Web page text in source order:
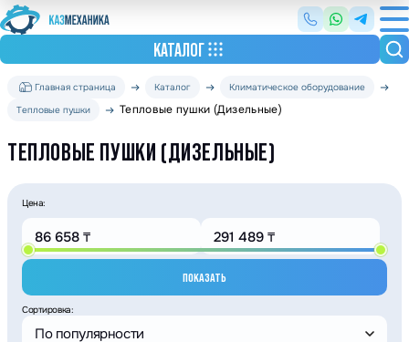
КАТАЛОГ
Главная страница Каталог
Климатическое оборудование
Тепловые пушки
Тепловые пушки (Дизельные)
ТЕПЛОВЫЕ ПУШКИ (ДИЗЕЛЬНЫЕ)
Цена:
ПОКАЗАТЬ
Сортировка:
По популярности